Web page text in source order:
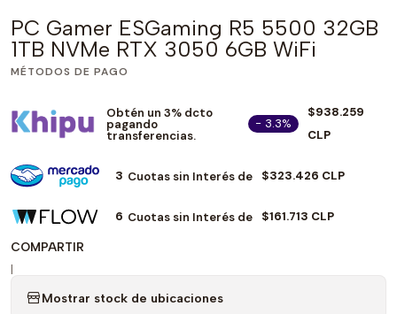
PC Gamer ESGaming R5 5500 32GB
1TB NVMe RTX 3050 6GB WiFi
MÉTODOS DE PAGO
Obtén un 3% dcto
pagando
transferencias.
- 3.3%
$938.259
CLP
3 Cuotas sin Interés de $323.426 CLP
6 Cuotas sin Interés de $161.713 CLP
COMPARTIR
|
Mostrar stock de ubicaciones